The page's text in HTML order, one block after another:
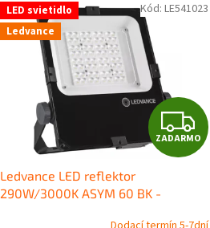
LED svietidlo
Ledvance
Z
A
ZADARMO
Ledvance LED reflektor
290W/3000K ASYM 60 BK -
Kód: LE541023